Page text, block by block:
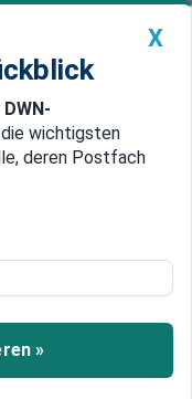
Premium
China
Sachsen
in Sachsen
mit einem
X
DWN-
wichtigsten
deren Postfach
»